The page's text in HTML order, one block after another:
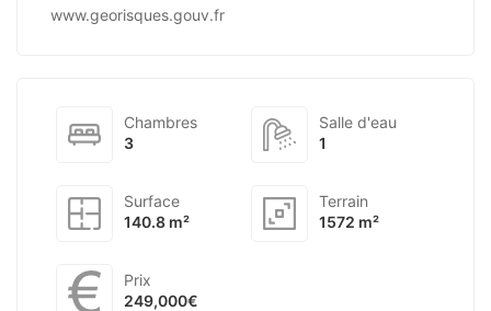
www.georisques.gouv.fr
Chambres
3
Salle d'eau
1
Surface
140.8 m²
Terrain
1572 m²
Prix
249,000€